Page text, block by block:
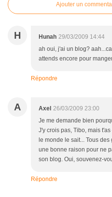
Ajouter un
H Hunah 29/03/2009 14:44
ah oui, j'ai un blog?
attends encore pour
Répondre
A Axel 26/03/2009 23:00
Je me demande bien
J'y crois pas, Tibo, mais
le monde le sait... Tous
une bonne raison pour ne
son blog. Oui, souvenez-
Répondre